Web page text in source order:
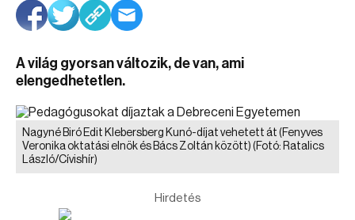
A világ gyorsan változik, de van, ami
elengedhetetlen.
Nagyné Biró Edit Klebersberg Kunó-díjat vehetett át (Fenyves
Veronika oktatási elnök és Bács Zoltán között) (Fotó: Ratalics
László/Cívishír)
Hirdetés